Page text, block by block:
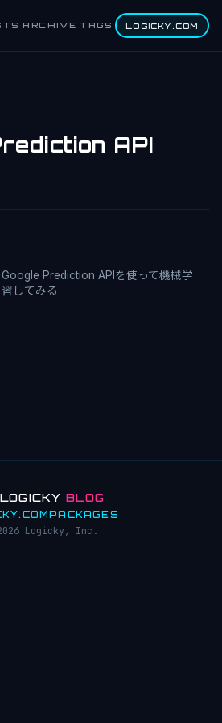
ARCHIVE TAGS LOGICKY.COM
API
Google Prediction APIを使って機械学
習してみる
LOGICKYBLOG
PACKAGES
Logicky, Inc.